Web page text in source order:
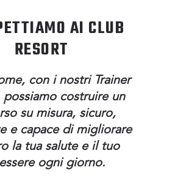
AI CLUB
RESORT
con i nostri Trainer
possiamo costruire un
su misura, sicuro,
e capace di migliorare
la tua salute e il tuo
ogni giorno.